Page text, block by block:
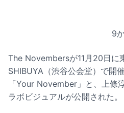
9
The Novembersが11月20日に
SHIBUYA（渋谷公会堂）で開
「Your November」と、上條
ラボビジュアルが公開された。